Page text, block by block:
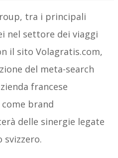
tra i principali
nel settore dei viaggi
il sito Volagratis.com,
del meta-search
francese
brand
delle sinergie legate
svizzero.